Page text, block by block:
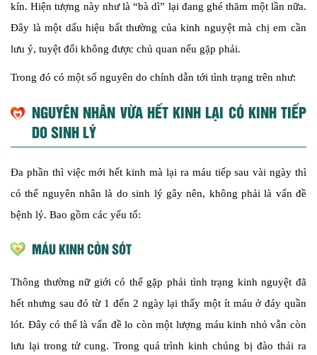
kín. Hiện tượng này như là “bà dì” lại đang ghé thăm một lần nữa.
Đây là một dấu hiệu bất thường của kinh nguyệt mà chị em cần
lưu ý, tuyệt đối không được chủ quan nếu gặp phải.
Trong đó có một số nguyên do chính dẫn tới tình trạng trên như:
NGUYÊN NHÂN VỪA HẾT KINH LẠI CÓ KINH TIẾP
DO SINH LÝ
Đa phần thì việc mới hết kinh mà lại ra máu tiếp sau vài ngày thì
có thể nguyên nhân là do sinh lý gây nên, không phải là vấn đề
bệnh lý. Bao gồm các yếu tố:
MÁU KINH CÒN SÓT
Thông thường nữ giới có thể gặp phải tình trạng kinh nguyệt đã
hết nhưng sau đó từ 1 đến 2 ngày lại thấy một ít máu ở đáy quần
lót. Đây có thể là vấn đề lo còn một lượng máu kinh nhỏ vẫn còn
lưu lại trong tử cung. Trong quá trình kinh chúng bị đào thải ra